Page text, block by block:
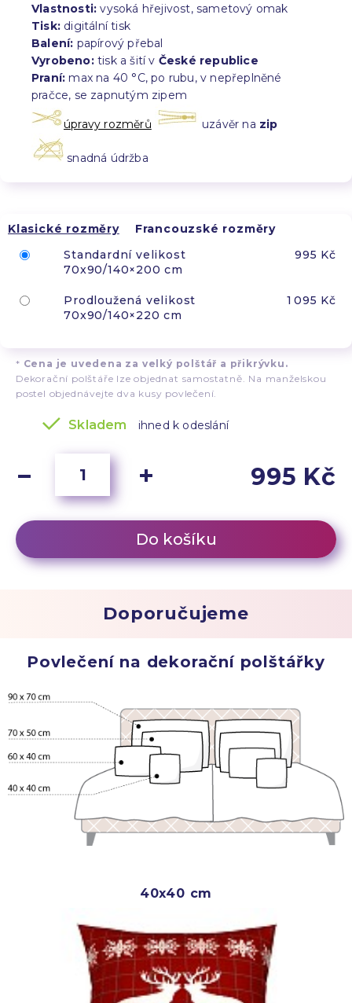
Vlastnosti: vysoká hřejivost, sametový omak
Tisk: digitální tisk
Balení: papírový přebal
Vyrobeno:tisk a šití v České republice
Praní: max na 40 °C, po rubu, v nepřeplněné
pračce, se zapnutým zipem
úpravy rozměrů uzávěr na zip
snadná údržba
Klasické rozměry
Francouzské rozměry
Standardní velikost
70x90/140×200 cm
995 Kč
Prodloužená velikost
70x90/140×220 cm
1 095 Kč
* Cena je uvedena za velký polštář a přikrývku.
Dekorační polštáře lze objednat samostatně. Na manželskou
postel objednávejte dva kusy povlečení.
Skladem ihned k odeslání
995 Kč
Do košíku
Doporučujeme
Povlečení na dekorační polštářky
40x40 cm